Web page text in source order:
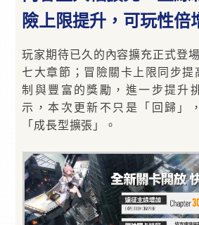
險上限提升，可玩性倍
玩家期待已久的內容擴充正式登
七大章節；冒險關卡上限同步提
制與豐富的獎勵，進一步提升
示，本次更新不只是「回歸」
「成長型擴張」。